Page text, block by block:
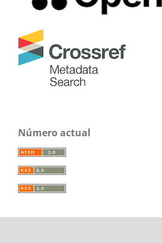
Número actual